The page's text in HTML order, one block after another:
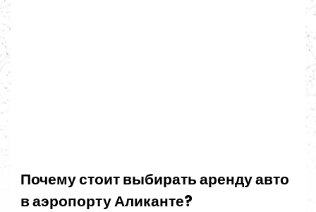
Почему стоит выбирать аренду авто
в аэропорту Аликанте?